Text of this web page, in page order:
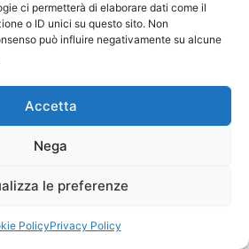
ci permetterà di elaborare dati come il
o ID unici su questo sito. Non
può influire negativamente su alcune
Accetta
Nega
le preferenze
PolicyPrivacy Policy
Blu Giochi educativi Montessori e